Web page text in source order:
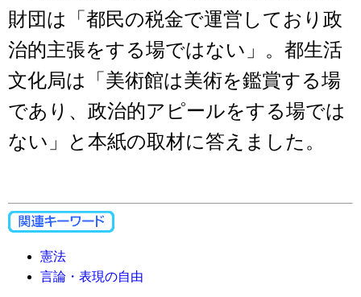
財団は「都民の税金で運営しており政
治的主張をする場ではない」。都生活
文化局は「美術館は美術を鑑賞する場
であり、政治的アピールをする場では
ない」と本紙の取材に答えました。
憲法
言論・表現の自由